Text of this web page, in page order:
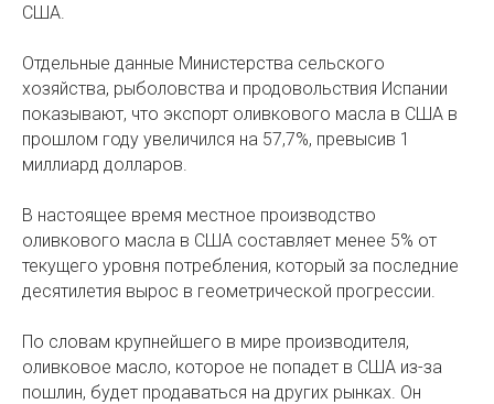
США.
Отдельные данные Министерства сельского
хозяйства, рыболовства и продовольствия Испании
показывают, что экспорт оливкового масла в США в
прошлом году увеличился на 57,7%, превысив 1
миллиард долларов.
В настоящее время местное производство
оливкового масла в США составляет менее 5% от
текущего уровня потребления, который за последние
десятилетия вырос в геометрической прогрессии.
По словам крупнейшего в мире производителя,
оливковое масло, которое не попадет в США из-за
пошлин, будет продаваться на других рынках. Он